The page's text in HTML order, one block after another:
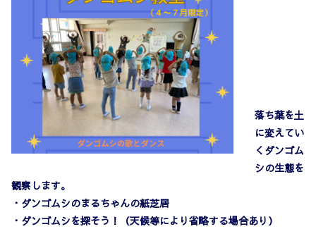
落ち葉を土
に変えてい
くダンゴム
シの生態を
観察します。
・ダンゴムシのまるちゃんの紙芝居
・ダンゴムシを探そう！（天候等により省略する場合あり）